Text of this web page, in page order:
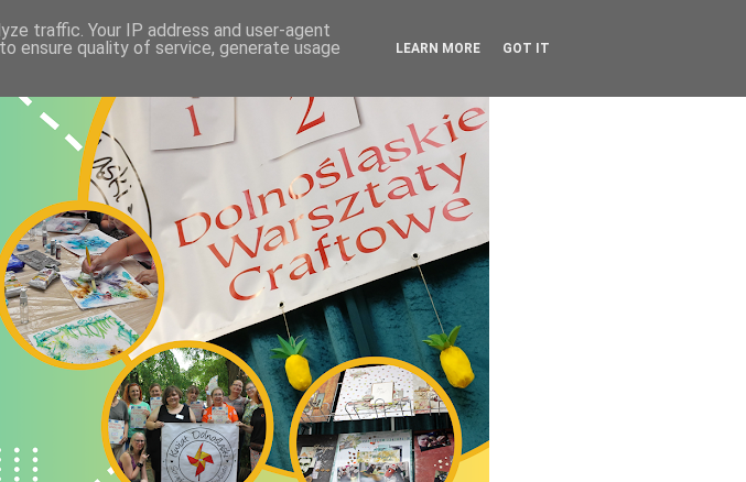
traffic. Your IP address and user-agent
ensure quality of service, generate usage
LEARN MORE GOT IT